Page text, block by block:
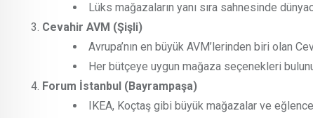
Lüks mağazaların yanı sıra sahnesinde
Cevahir AVM (Şişli)
Avrupa’nın en büyük AVM’lerinden biri olan
Her bütçeye uygun mağaza seçenekleri
Forum İstanbul (Bayrampaşa)
IKEA, Koçtaş gibi büyük mağazalar ve